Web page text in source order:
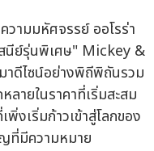
วามมหัศจรรย์ ออโรร่า
นีย์รุ่นพิเศษ" Mickey &
ดีไซน์อย่างพิถีพิถันรวม
ายในราคาที่เริ่มสะสม
งเริ่มก้าวเข้าสู่โลกของ
ที่มีความหมาย